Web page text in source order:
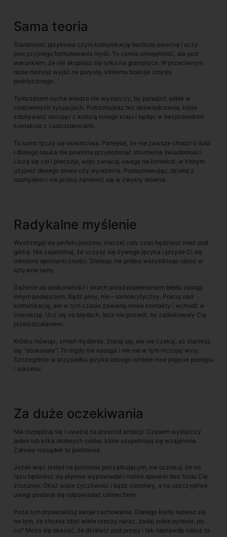
Sama teoria
Staranność językowa czyni komunikację bardziej owocną i uczy
precyzyjnego formułowania myśli. To cenna umiejętność, ale pod
warunkiem, że nie skupiasz się tylko na gramatyce. W przeciwnym
razie możesz wyjść na purystę, któremu brakuje zmysłu
praktycznego.
Tymczasem sucha wiedza nie wystarczy, by poradzić sobie w
codziennych sytuacjach. Potrzebujesz też doświadczenia, które
zdobywasz obcując z kulturą innego kraju i będąc w bezpośrednim
kontakcie z cudzoziemcami.
To samo tyczy się słownictwa. Pamiętaj, że nie zawsze chodzi o ilość
i dlatego nauka nie powinna przypominać strumienia świadomości.
Liczą się cel i precyzja, więc zwracaj uwagę na kontekst, w którym
użyjesz danego słowa czy wyrażenia. Podsumowując, działaj z
rozmysłem i nie próbuj zamienić się w zwykły słownik.
Radykalne myślenie
Wystrzegaj się perfekcjonizmu, inaczej cały czas będziesz mieć pod
górkę. Nie zapominaj, że uczysz się żywego języka i przyda Ci się
odrobina spontaniczności. Dlatego nie próbuj wszystkiego ubrać w
sztywne ramy.
Dążenie do doskonałości i strach przed popełnieniem błędu zastąp
innym podejściem. Bądź pilny, nie – samokrytyczny. Pracuj nad
komunikacją, ale w tym czasie zawieraj nowe kontakty i wchodź w
interakcję. Ucz się na błędach, lecz nie pozwól, by zablokowały Cię
przed działaniem.
Krótko mówiąc, zmień myślenie. Staraj się, ale nie czekaj, aż staniesz
się "doskonały". To nigdy nie nastąpi i nie ma w tym niczyjej winy.
Szczególnie w przypadku języka obcego istnieje inne pojęcie postępu
i sukcesu.
Za duże oczekiwania
Nie rozpędzaj się i uważaj na przerost ambicji. Czasem wystarczy
jeden lub kilka drobnych celów, które uzupełniają się wzajemnie.
Zdrowy rozsądek to podstawa.
Jeżeli więc jesteś na poziomie początkującym, nie oczekuj, że od
razu będziesz się płynnie wypowiadał i native speaker bez trudu Cię
zrozumie. Okaż sobie życzliwość i bądź cierpliwy, a na uszczypliwe
uwagi postaraj się odpowiadać uśmiechem.
Poza tym przeanalizuj swoje zachowanie. Dlatego kiedy łapiesz się
na tym, że chcesz zbyt wiele rzeczy naraz, zadaj sobie pytanie: po
co? Może się okazać, że działasz pod presją i tak naprawdę robisz to